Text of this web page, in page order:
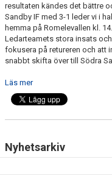
EVENEMANG
SHOP
resultaten kändes det bättre
Sandby IF med 3-1 leder vi i
hemma på Romelevallen kl.
Ledarteamets stora insats
fokusera på retureren och att
snabbt skifta över till Södra
Läs mer
Nyhetsarkiv